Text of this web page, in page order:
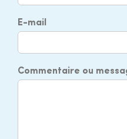
E-mail
Commentaire ou